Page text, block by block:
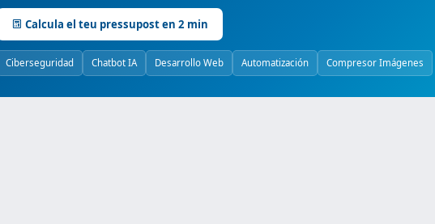
Calcula el teu pressupost en 2 min
Ciberseguridad Chatbot IA Desarrollo Web Automatización Compresor Imágenes